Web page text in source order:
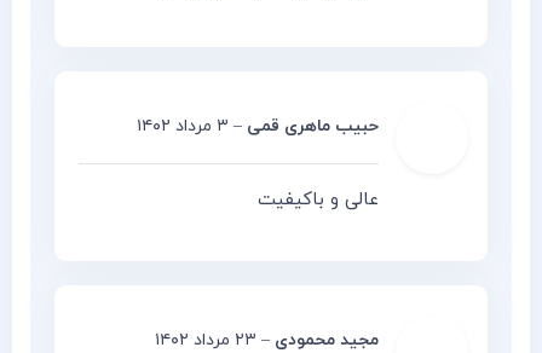
حبیب ماهری قمی – ۳ مرداد ۱۴۰۲
عالی و باکیفیت
مجید محمودی – ۲۳ مرداد ۱۴۰۲